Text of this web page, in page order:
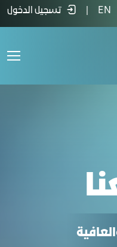
EN تسجيل الدخول